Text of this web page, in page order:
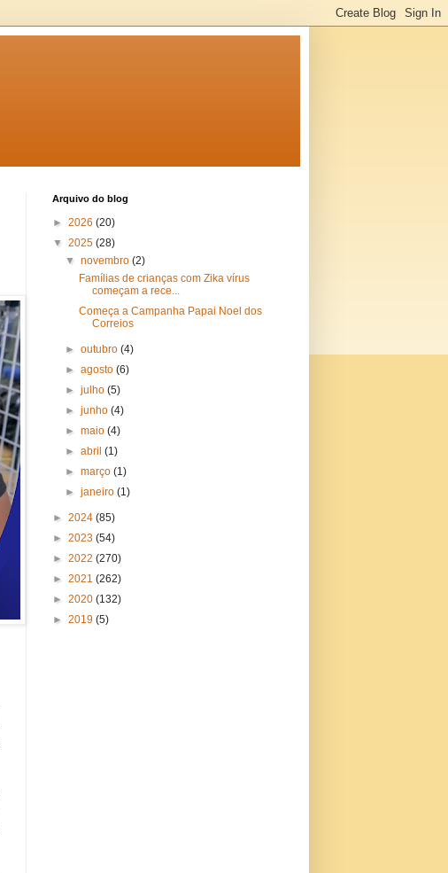
Arquivo do blog
► 2026 (20)
▼ 2025 (28)
▼novembro(2)
Famílias de crianças com Zika vírus
começam a rece...
Começa a Campanha Papai Noel dos
Correios
►outubro(4)
►agosto(6)
►julho(5)
►junho(4)
►maio(4)
►abril(1)
►março(1)
►janeiro(1)
► 2024 (85)
► 2023 (54)
► 2022 (270)
► 2021 (262)
► 2020 (132)
► 2019 (5)